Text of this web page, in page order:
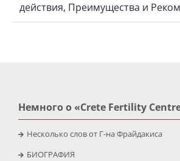
действия, Преимущества и
Немного о «Crete Fertility
Несколько слов от Г-на Фрайдакиса
БИОГРАФИЯ